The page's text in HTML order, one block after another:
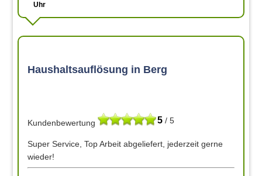
Uhr
Haushaltsauflösung in Berg
5 / 5
Kundenbewertung
Super Service, Top Arbeit abgeliefert, jederzeit gerne
wieder!